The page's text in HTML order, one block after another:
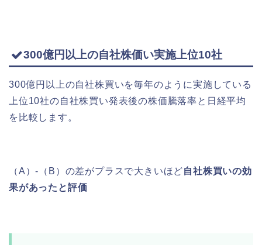
300億円以上の自社株価い実施上位10社
300億円以上の自社株買いを毎年のように実施している
上位10社の自社株買い発表後の株価騰落率と日経平均
を比較します。
（A）-（B）の差がプラスで大きいほど自社株買いの効
果があったと評価